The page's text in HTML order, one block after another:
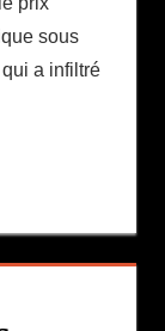
sous
a infiltré